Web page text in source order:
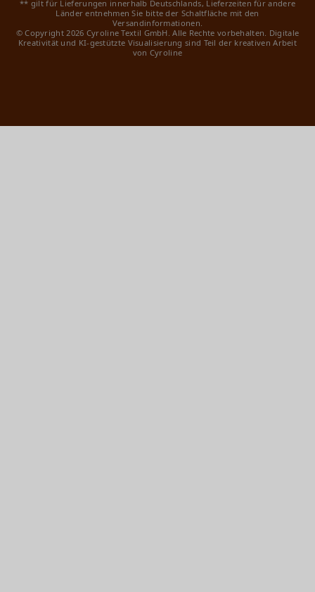
** gilt für Lieferungen innerhalb Deutschlands, Lieferzeiten für andere
Länder entnehmen Sie bitte der Schaltfläche mit den
Versandinformationen.
© Copyright 2026 Cyroline Textil GmbH. Alle Rechte vorbehalten. Digitale
Kreativität und KI-gestützte Visualisierung sind Teil der kreativen Arbeit
von Cyroline